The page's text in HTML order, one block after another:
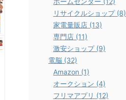
リサイクルショップ (8)
家電量販店 (13)
専門店 (11)
激安ショップ (9)
電脳 (32)
Amazon (1)
オークション (4)
フリマアプリ (12)